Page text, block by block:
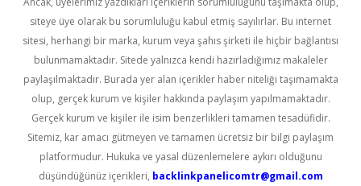
siteye üye olarak bu sorumluluğu kabul etmiş sayılırlar. Bu internet
sitesi, herhangi bir marka, kurum veya şahıs şirketi ile hiçbir bağlantısı
bulunmamaktadır. Sitede yalnızca kendi hazırladığımız makaleler
paylaşılmaktadır. Burada yer alan içerikler haber niteliği taşımamakta
olup, gerçek kurum ve kişiler hakkında paylaşım yapılmamaktadır.
Gerçek kurum ve kişiler ile isim benzerlikleri tamamen tesadüfidir.
Sitemiz, kar amacı gütmeyen ve tamamen ücretsiz bir bilgi paylaşım
platformudur. Hukuka ve yasal düzenlemelere aykırı olduğunu
düşündüğünüz içerikleri, backlinkpanelicomtr@gmail.com